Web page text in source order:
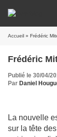
Accueil » Frédéric
Frédéric
Publié le 30/04/
Par Daniel
La nouvelle
sur la tête